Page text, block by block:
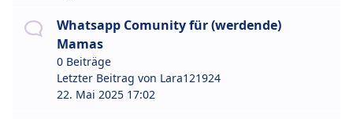
Whatsapp Comunity für (werdende)
Mamas
0 Beiträge
Letzter Beitrag von Lara121924
22. Mai 2025 17:02